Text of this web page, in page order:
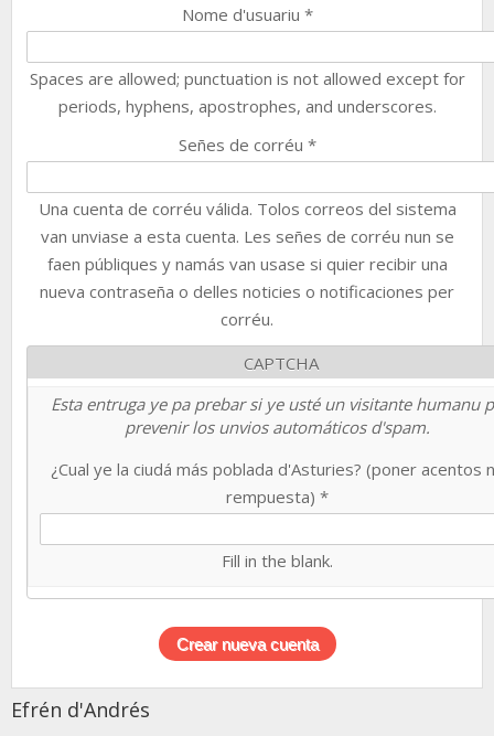
Nome d'usuariu *
Spaces are allowed; punctuation is not allowed except for
periods, hyphens, apostrophes, and underscores.
Señes de corréu *
Una cuenta de corréu válida. Tolos correos del sistema
van unviase a esta cuenta. Les señes de corréu nun se
faen públiques y namás van usase si quier recibir una
nueva contraseña o delles noticies o notificaciones per
corréu.
CAPTCHA
Esta entruga ye pa prebar si ye usté un visitante humanu
prevenir los unvios automáticos d'spam.
¿Cual ye la ciudá más poblada d'Asturies? (poner acentos
rempuesta) *
Fill in the blank.
Efrén d'Andrés